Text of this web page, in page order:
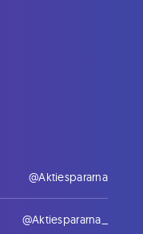
@Aktiespararna
@Aktiespararna_